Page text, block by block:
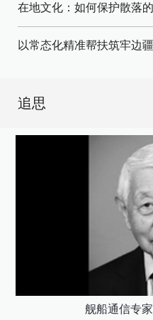
在地文化：如何保护散落
以常态化精准帮扶筑牢边
追思
舰船通信专